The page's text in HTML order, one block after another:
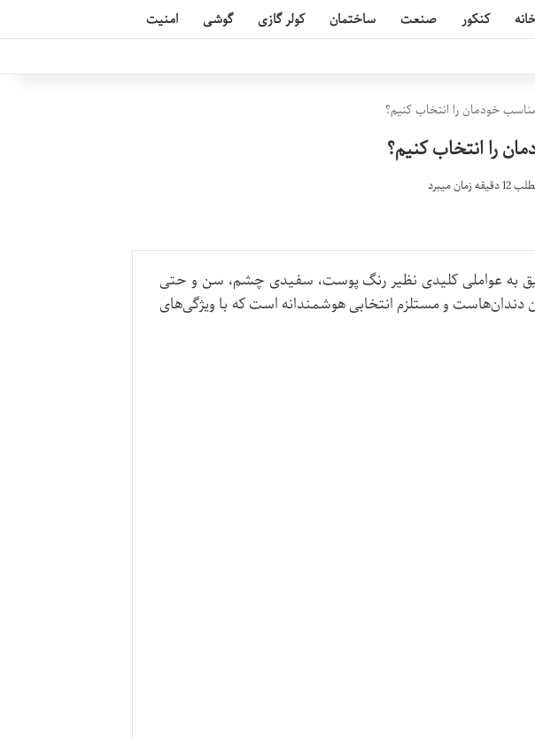
کنکور صنعت ساختمان کولر گازی گوشی امنیت
خودمان را انتخاب کنیم؟
را انتخاب کنیم؟
میبرد
به عواملی کلیدی نظیر رنگ پوست، سفیدی چشم، سن و حتی
و مستلزم انتخابی هوشمندانه است که با ویژگی‌های